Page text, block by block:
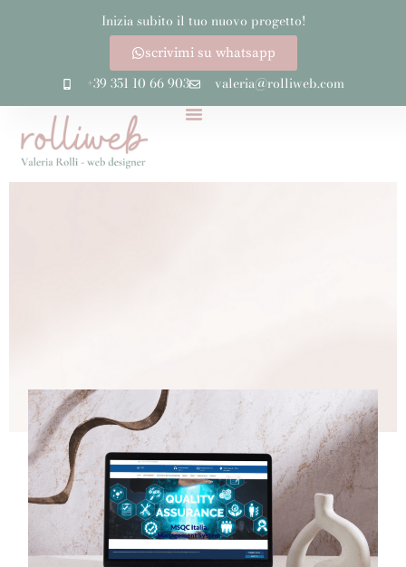
Inizia subito il tuo nuovo progetto!
scrivimi su whatsapp
+39 351 10 66 903 valeria@rolliweb.com